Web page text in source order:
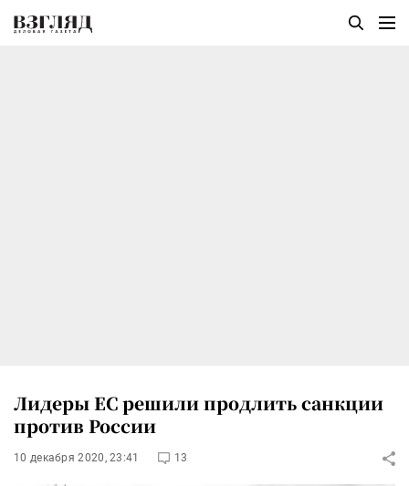
Лидеры ЕС решили продлить санкции
против России
10 декабря 2020, 23:41 13